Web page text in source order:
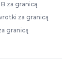
za granicą
za granicą
granicą